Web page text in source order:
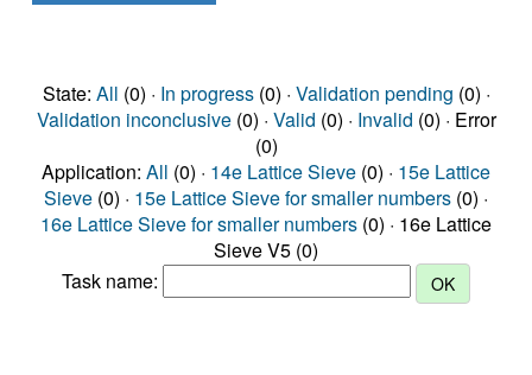
State: All (0) · In progress(0) · Validation pending (0) ·
Validation inconclusive(0) · Valid (0) · Invalid (0) · Error
(0)
Application: All (0) · 14e Lattice Sieve (0) · 15e Lattice
Sieve (0) · 15e Lattice Sieve for smaller numbers (0) ·
16e Lattice Sieve for smaller numbers (0) · 16e Lattice
Sieve V5 (0)
Task name: